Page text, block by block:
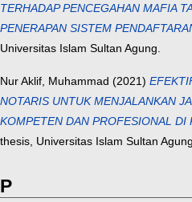
TERHADAP PENCEGAHAN MAFIA
PENERAPAN SISTEM
Universitas Islam Sultan Agung.
Nur Aklif, Muhammad (2021)
NOTARIS UNTUK MENJALANKAN
KOMPETEN DAN PROFESIONAL DI
thesis, Universitas Islam Sultan
P